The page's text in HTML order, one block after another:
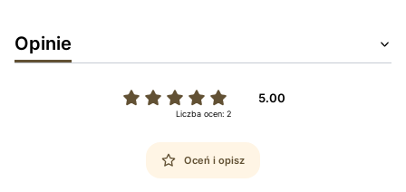
Opinie
5.00
Liczba ocen: 2
Oceń i opisz